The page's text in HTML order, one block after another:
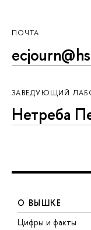
ПОЧТА
ЗАВЕДУЮЩИЙ
Нетреба
О ВЫШКЕ
Цифры и факты